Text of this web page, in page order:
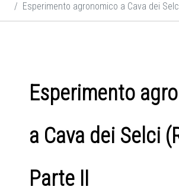
Esperimento agronomico a Cava dei Selci
Esperimento
a Cava dei Selci
Parte II